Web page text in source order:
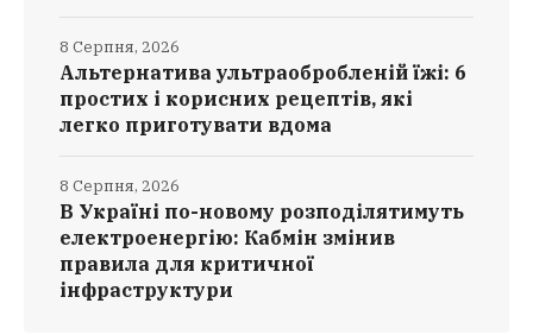
Альтернатива ультраобробленій їжі: 6
простих і корисних рецептів, які
легко приготувати вдома
8 Серпня, 2026
В Україні по-новому розподілятимуть
електроенергію: Кабмін змінив
правила для критичної
інфраструктури
8 Серпня, 2026